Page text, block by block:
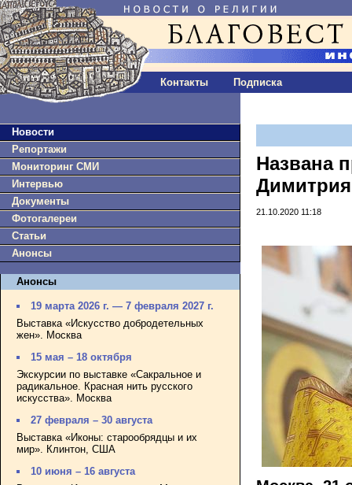
Контакты Подписка
Новости
Репортажи
Мониторинг СМИ
Интервью
Документы
Фотогалереи
Статьи
Анонсы
Анонсы
19 марта 2026 г. — 7 февраля 2027 г.
Выставка «Искусство добродетельных
жен». Москва
15 мая – 18 октября
Экскурсии по выставке «Сакральное и
радикальное. Красная нить русского
искусства». Москва
27 февраля – 30 августа
Выставка «Иконы: старообрядцы и их
мир». Клинтон, США
10 июня – 16 августа
Названа
21.10.2020 11:18